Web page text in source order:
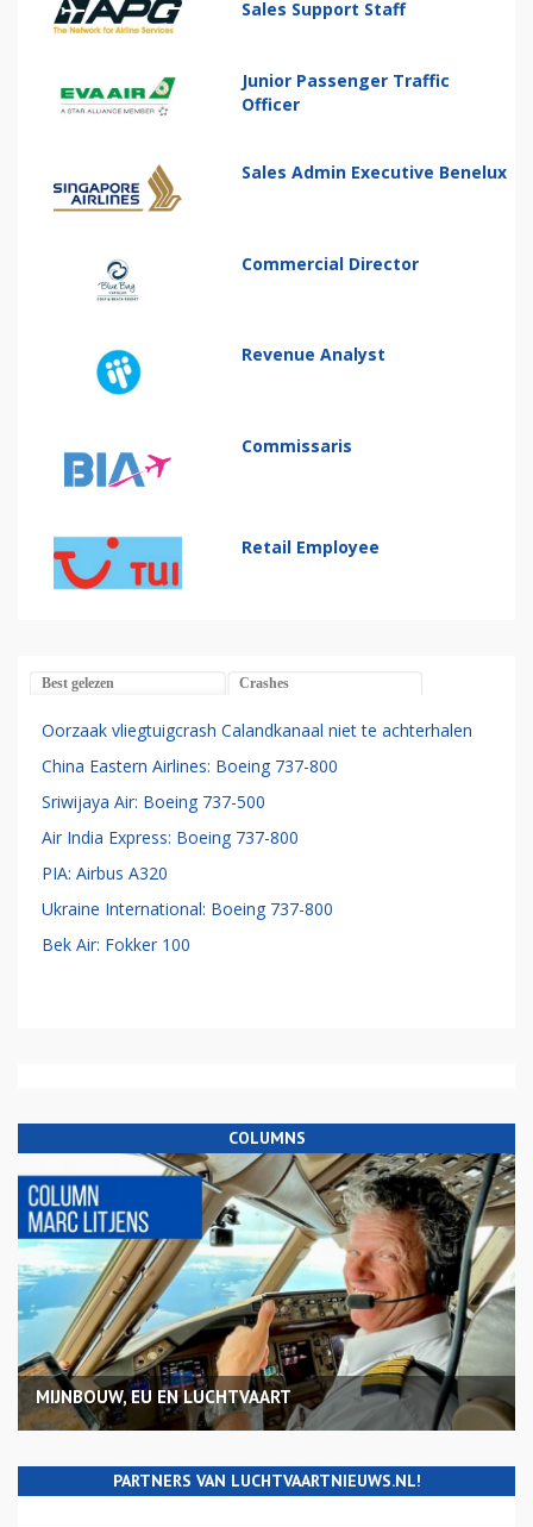
Sales Support Staff
Junior Passenger Traffic
Officer
Sales Admin Executive Benelux
Commercial Director
Revenue Analyst
Commissaris
Retail Employee
Best gelezen Crashes
Oorzaak vliegtuigcrash Calandkanaal niet te achterhalen
China Eastern Airlines: Boeing 737-800
Sriwijaya Air: Boeing 737-500
Air India Express: Boeing 737-800
PIA: Airbus A320
Ukraine International: Boeing 737-800
Bek Air: Fokker 100
COLUMNS
MIJNBOUW, EU EN LUCHTVAART
PARTNERS VAN LUCHTVAARTNIEUWS.NL!